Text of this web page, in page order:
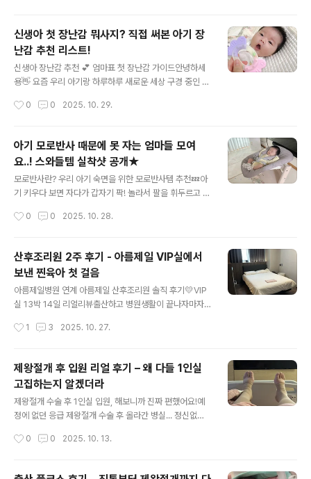
많아요!✨1. 아기가 토하는 이유는 다양해요 👶🏻아기가
토하는 이유는 정말 여러 가지예요. 대표적인 원인은 바로
위 식도 역류예요💨신생아의 위 근육은 아직 미숙해서, 먹
은 우유가 위에서 쉽게 역류해 올라와요.그래서 분유나 모
유 먹고 바로 눕히면 금방 “꿀렁~” 하고 토할 수 있답니다
트림이 덜 됐을 때😣 자세가 불편하거나 바로 눕혔을 때🤒
신생아 첫 장난감 뭐사지? 직접 써본 아기 장
난감 추천 리스트!
신생아 장난감 추천 💕 엄마표 첫 장난감 가이드안녕하세
용👋 요즘 우리 아기랑 하루하루 새로운 세상 구경 중인 2
떤 장난감이 좋을까?” 고민 많이 되잖아요?오늘은 제가 실
볼게요✨ 1. 타이니모빌 🖤 흑백 모빌이 최고!태어난 지 얼
마 안 된 아기들은 아직 세상이 흐릿하게 보여요👀그래서
흑백 대비가 또렷한 모빌을 보여주는 게 좋아요! 흑백 모양
이 움직이면 아기가 눈으로 쫓으면서 시각 발달에 도움을
준답니다🙌 👉 왜 흑백이어야 하냐면?0~3개월 아기는
요. 그래서 집중력 키우는 데 완전 굿굿👍 🎨 컬러로 바꿀
0 0 2025. 10. 29.
아기 모로반사 때문에 못 자는 엄마들 모여
요..! 스와들템 실착샷 공개★
모로반사란? 우리 아기 숙면을 위한 모로반사템 추천💤아
기 키우다 보면 자다가 갑자기 팍! 놀라서 팔을 휘두르고 깨
음엔 깜짝 놀랄 수 있지만, 사실 모든 신생아에게 나타나는
리 아기 숙면 도와주는 모로반사템을 소개해드릴게요 💕
🍼 모로반사란?모로반사(Moro Reflex)는 신생아가 큰
소리나 갑작스러운 움직임에 반응해서 팔을 활짝 벌렸다가
다시 끌어안는 동작이에요. 뇌랑 신경이 성장하면서 생후
3~4개월쯤이면 자연스럽게 사라져요. 하지만 그 전엔 이
아기들에겐 모로반사템이 거의 필수템이죠 😴💖 모로반
0 0 2025. 10. 28.
산후조리원 2주 후기 - 아름제일 VIP실에서
보낸 찐육아 첫 걸음
아름제일병원 연계 아름제일 산후조리원 솔직 후기💛VIP
실 13박 14일 리얼리뷰출산하고 병원생활이 끝나자마자
어 있어서 자연스럽게 선택하게 되었는데,무려 13박 14일
후기조리원은 7층, 8층으로 나뉘어 있는데요, 제가 머문
방은 8층 VIP3룸이었어요.8층의 가장 큰 장점은 뭐니뭐니
해도 정말 고요하다는 점! 진짜 꿀잠 예약이에요.7층은 신
생아실과 같은 층이라, 모자동실 후에 아기 데려다주기 편
할 수 있어서 저는 8층 만족도 200%였어요.물론 엘리베
1 3 2025. 10. 27.
제왕절개 후 입원 리얼 후기 – 왜 다들 1인실
고집하는지 알겠더라
제왕절개 수술 후 1인실 입원, 해보니까 진짜 편했어요!예
정에 없던 응급 제왕절개 수술 후 올라간 병실... 정신없던
착하니까 거의 밤 11시! 혼자 병실에서 기다렸을 남편 생각
0 0 2025. 10. 13.